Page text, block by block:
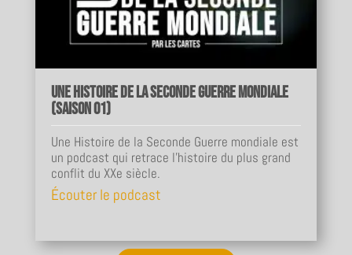
Une Histoire de la Seconde Guerre mondiale
(Saison 01)
Une Histoire de la Seconde Guerre mondiale est
un podcast qui retrace l'histoire du plus grand
conflit du XXe siècle.
Écouter le podcast